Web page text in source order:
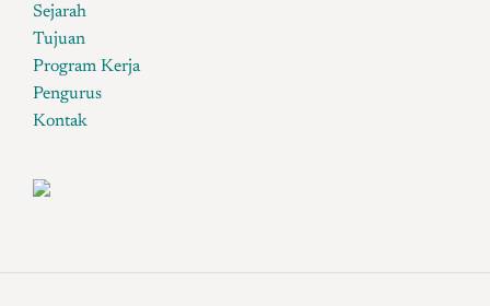
Sejarah
Tujuan
Program Kerja
Pengurus
Kontak